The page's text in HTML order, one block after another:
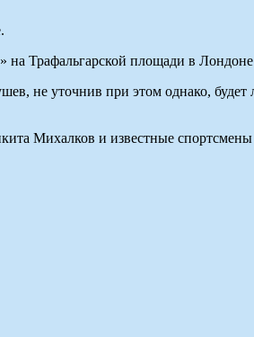
Трафальгарской площади в
не уточнив при этом однако,
Михалков и известные